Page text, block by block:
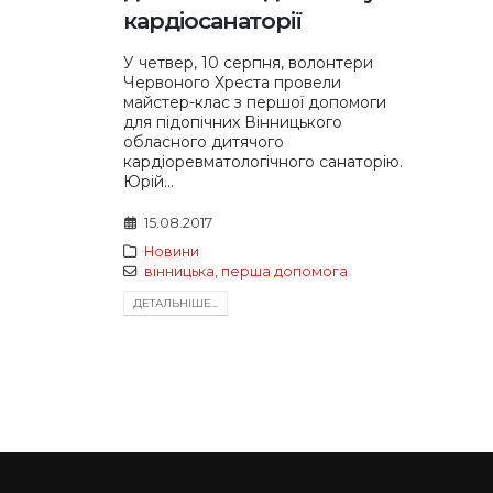
кардіосанаторії
У четвер, 10 серпня, волонтери
Червоного Хреста провели
майстер-клас з першої допомоги
для підопічних Вінницького
обласного дитячого
кардіоревматологічного санаторію.
Юрій...
15.08.2017
Новини
вінницька, перша допомога
ДЕТАЛЬНIШЕ...